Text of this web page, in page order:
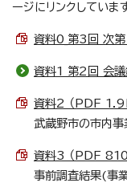
ージにリンクしています
資料0_第3回 次
資料1 第2回 会議
資料2 （PDF
武蔵野市の市内事
資料3 （PDF
事前調査結果(事